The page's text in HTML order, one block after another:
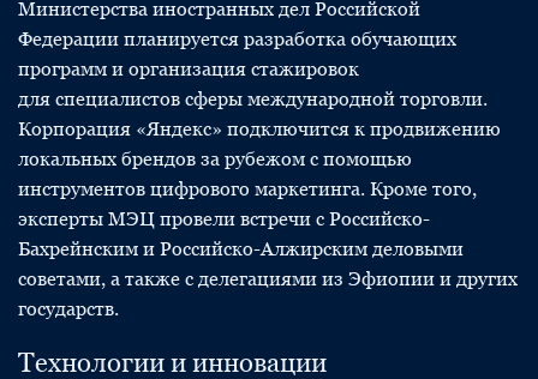
Министерства иностранных дел Российской
Федерации планируется разработка обучающих
программ и организация стажировок
для специалистов сферы международной торговли.
Корпорация «Яндекс» подключится к продвижению
локальных брендов за рубежом с помощью
инструментов цифрового маркетинга. Кроме того,
эксперты МЭЦ провели встречи с Российско-
Бахрейнским и Российско-Алжирским деловыми
советами, а также с делегациями из Эфиопии и других
государств.
Технологии и инновации